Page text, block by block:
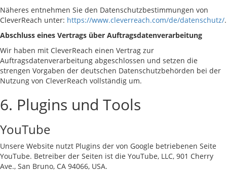
Näheres entnehmen Sie den Datenschutzbestimmungen von
CleverReach unter: https://www.cleverreach.com/de/datenschutz/.
Abschluss eines Vertrags über Auftragsdatenverarbeitung
Wir haben mit CleverReach einen Vertrag zur
Auftragsdatenverarbeitung abgeschlossen und setzen die
strengen Vorgaben der deutschen Datenschutzbehörden bei der
Nutzung von CleverReach vollständig um.
6. Plugins und Tools
YouTube
Unsere Website nutzt Plugins der von Google betriebenen Seite
YouTube. Betreiber der Seiten ist die YouTube, LLC, 901 Cherry
Ave., San Bruno, CA 94066, USA.